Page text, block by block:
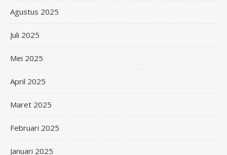
Agustus 2025
Juli 2025
Mei 2025
April 2025
Maret 2025
Februari 2025
Januari 2025